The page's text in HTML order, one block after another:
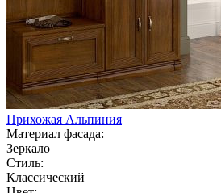
Прихожая Альпиния
Материал фасада:
Зеркало
Стиль:
Классический